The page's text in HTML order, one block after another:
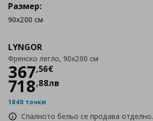
LYNGOR
Френско легло, 90x200 см
367,56€
Цена
718,88лв
1840 точки
Спалното бельо се продава отделно.
Размер:
90x200 см